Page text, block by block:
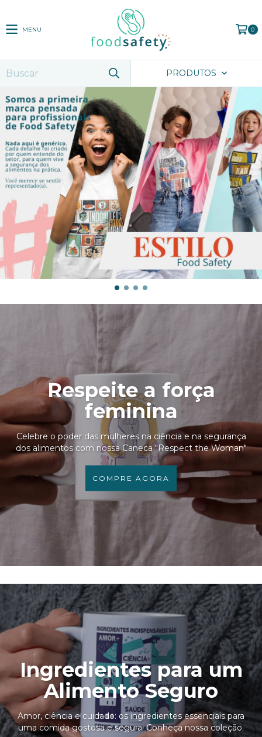
MENU 0
PRODUTOS
Respeite a força
feminina
Celebre o poder das mulheres na ciência e na segurança
dos alimentos com nossa Caneca "Respect the Woman"
COMPRE AGORA
Ingredientes para um
Alimento Seguro
Amor, ciência e cuidado: os ingredientes essenciais para
uma comida gostosa e segura. Conheça nossa coleção.